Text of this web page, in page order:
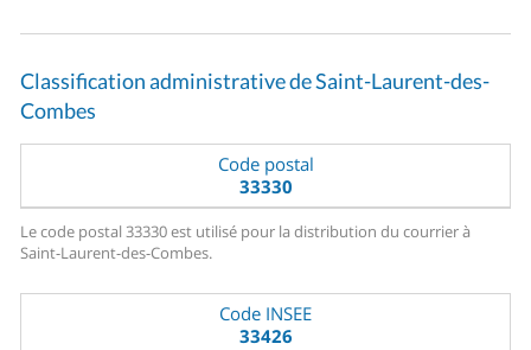
Classification administrative de Saint-Laurent-des-
Combes
Code postal
33330
Le code postal 33330 est utilisé pour la distribution du courrier à
Saint-Laurent-des-Combes.
Code INSEE
33426